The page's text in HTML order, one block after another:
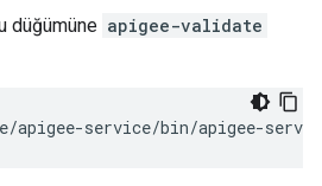
düğümüne apigee-validate
apigee-service/bin/apigee-